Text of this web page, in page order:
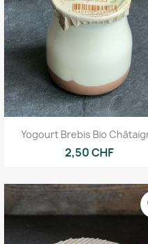
Yogourt Brebis Bio
2,50 CHF